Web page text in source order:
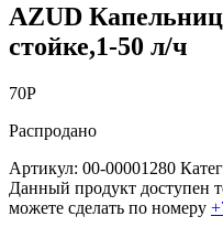
AZUD
стойке,1-50 л/ч
70Р
Распродано
Артикул: 00-00001280
Данный продукт доступен
можете сделать по номеру